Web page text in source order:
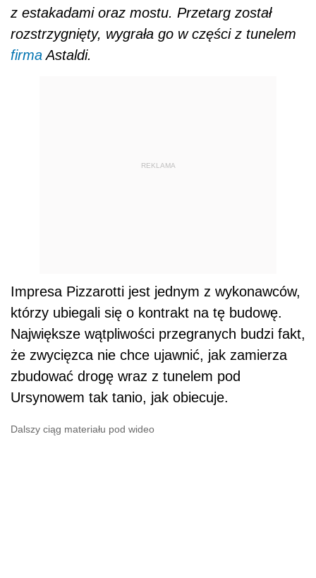
z estakadami oraz mostu. Przetarg został
rozstrzygnięty, wygrała go w części z tunelem
firmaAstaldi.
REKLAMA
Impresa Pizzarotti jest jednym z wykonawców,
którzy ubiegali się o kontrakt na tę budowę.
Największe wątpliwości przegranych budzi fakt,
że zwycięzca nie chce ujawnić, jak zamierza
zbudować drogę wraz z tunelem pod
Ursynowem tak tanio, jak obiecuje.
Dalszy ciąg materiału pod wideo